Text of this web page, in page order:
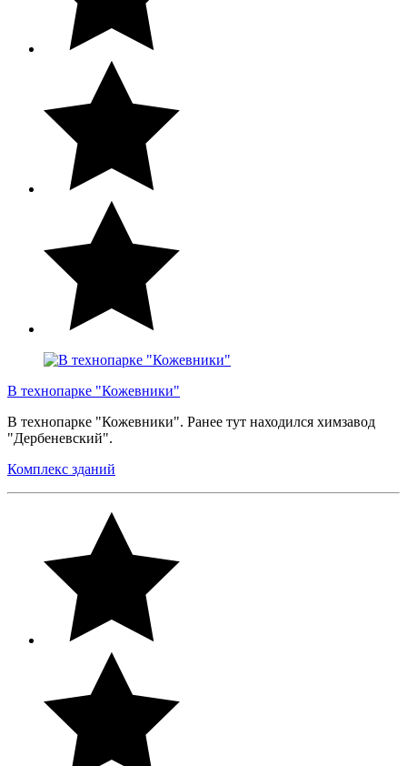
В технопарке "Кожевники"
В технопарке "Кожевники". Ранее тут находился химзавод
"Дербеневский".
Комплекс зданий